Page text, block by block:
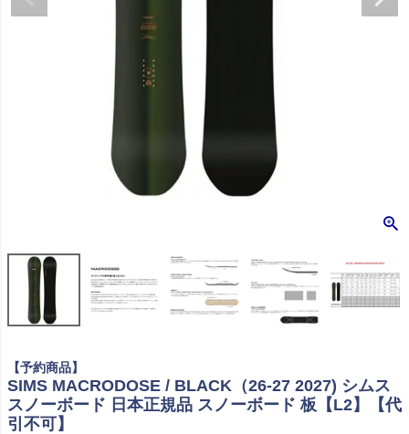
【予約商品】
SIMS MACRODOSE / BLACK（26-27 2027) シムス
スノーボード 日本正規品 スノーボード 板【L2】【代
引不可】